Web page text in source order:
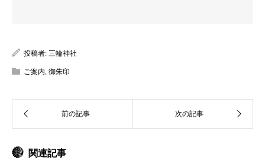
投稿者: 三輪神社
ご案内, 御朱印
関連記事